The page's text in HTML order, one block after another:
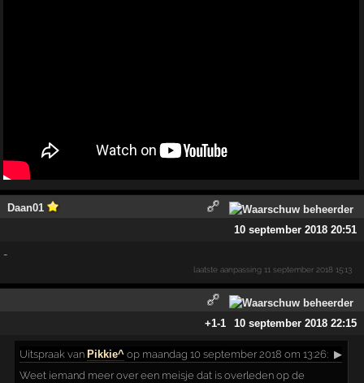
Daan01
10 september 2018 20:51
-
laatste aanpassing11 september 2018 15:13
+1-1 10 september 2018 22:15
Uitspraak vanPikkie^ op maandag 10 september 2018 om 13:26: ▶
Weet iemand meer over een meisje dat is overleden op de